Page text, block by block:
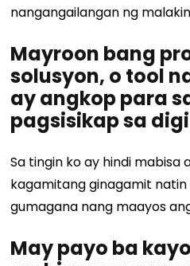
nangangailangan ng
Mayroon bang
solusyon, o tool
ay angkop para
pagsisikap sa
Sa tingin ko ay hindi mabisa
kagamitang ginagamit
gumagana nang maayos
May payo ba